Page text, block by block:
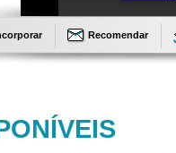
Recomendar